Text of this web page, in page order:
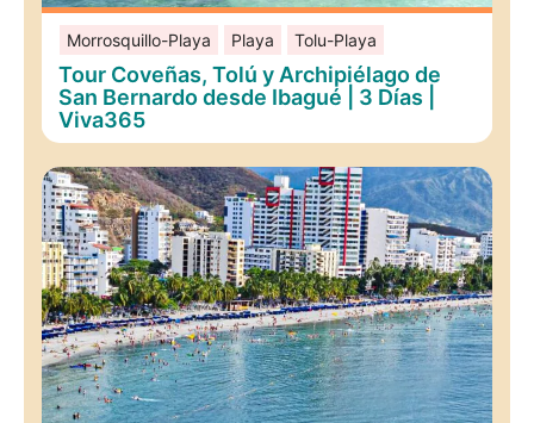
Morrosquillo-Playa Playa Tolu-Playa
Tour Coveñas, Tolú y Archipiélago de
San Bernardo desde Ibagué | 3 Días |
Viva365